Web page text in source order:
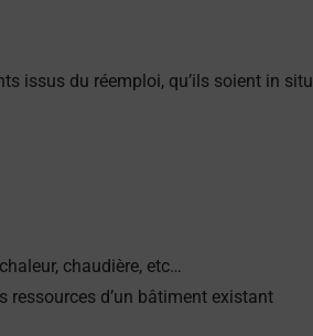
issus du réemploi, qu’ils soient in
chaudière, etc…
ressources d’un bâtiment existant